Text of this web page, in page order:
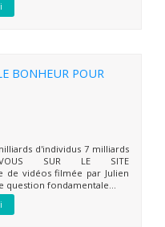
BONHEUR POUR
d'individus 7 milliards
VOUS SUR LE SITE
de vidéos filmée par Julien
fondamentale...